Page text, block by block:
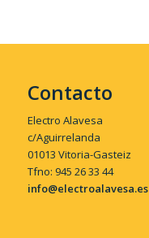
Contacto
Electro Alavesa
c/Aguirrelanda
01013 Vitoria-Gasteiz
Tfno: 945 26 33 44
info@electroalavesa.es